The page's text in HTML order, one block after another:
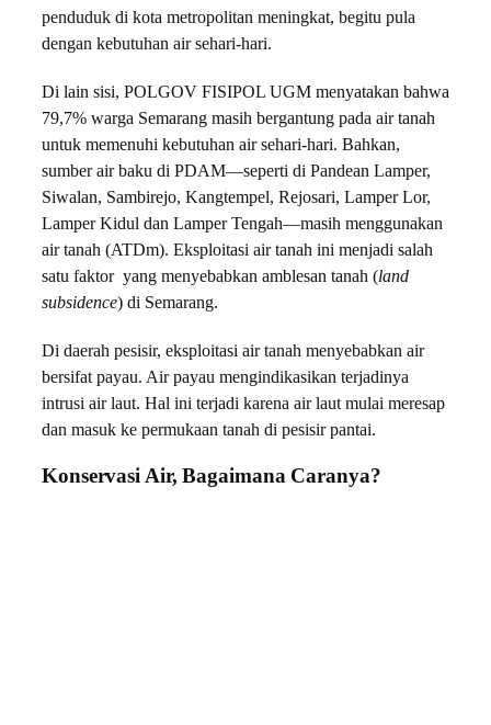
penduduk di kota metropolitan meningkat, begitu pula
dengan kebutuhan air sehari-hari.
Di lain sisi, POLGOV FISIPOL UGM menyatakan bahwa
79,7% warga Semarang masih bergantung pada air tanah
untuk memenuhi kebutuhan air sehari-hari. Bahkan,
sumber air baku di PDAM—seperti di Pandean Lamper,
Siwalan, Sambirejo, Kangtempel, Rejosari, Lamper Lor,
Lamper Kidul dan Lamper Tengah—masih menggunakan
air tanah (ATDm). Eksploitasi air tanah ini menjadi salah
satu faktor yang menyebabkan amblesan tanah (land
subsidence) di Semarang.
Di daerah pesisir, eksploitasi air tanah menyebabkan air
bersifat payau. Air payau mengindikasikan terjadinya
intrusi air laut. Hal ini terjadi karena air laut mulai meresap
dan masuk ke permukaan tanah di pesisir pantai.
Konservasi Air, Bagaimana Caranya?